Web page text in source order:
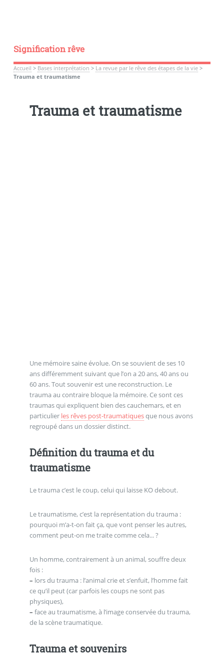
Signification rêve
Accueil > Bases interprétation > La revue par le rêve des étapes de la vie>
Trauma et traumatisme
Trauma et traumatisme
Une mémoire saine évolue. On se souvient de ses 10
ans différemment suivant que l’on a 20 ans, 40 ans ou
60 ans. Tout souvenir est une reconstruction. Le
trauma au contraire bloque la mémoire. Ce sont ces
traumas qui expliquent bien des cauchemars, et en
particulier les rêves post-traumatiquesque nous avons
regroupé dans un dossier distinct.
Définition du trauma et du
traumatisme
Le trauma c’est le coup, celui qui laisse KO debout.
Le traumatisme, c’est la représentation du trauma :
pourquoi m’a-t-on fait ça, que vont penser les autres,
comment peut-on me traite comme cela... ?
Un homme, contrairement à un animal, souffre deux
fois :
– lors du trauma : l’animal crie et s’enfuit, l’homme fait
ce qu’il peut (car parfois les coups ne sont pas
physiques),
– face au traumatisme, à l’image conservée du trauma,
de la scène traumatique.
Trauma et souvenirs